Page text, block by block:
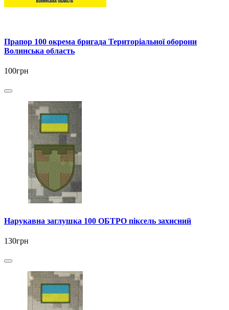
Прапор 100 окрема бригада Територіальної оборони
Волинська область
100грн
Нарукавна заглушка 100 ОБТРО піксель захисний
130грн